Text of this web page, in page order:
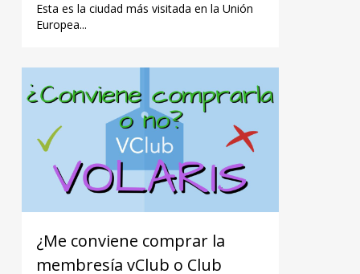
Esta es la ciudad más visitada en la Unión
Europea...
¿Me conviene comprar la
membresía vClub o Club